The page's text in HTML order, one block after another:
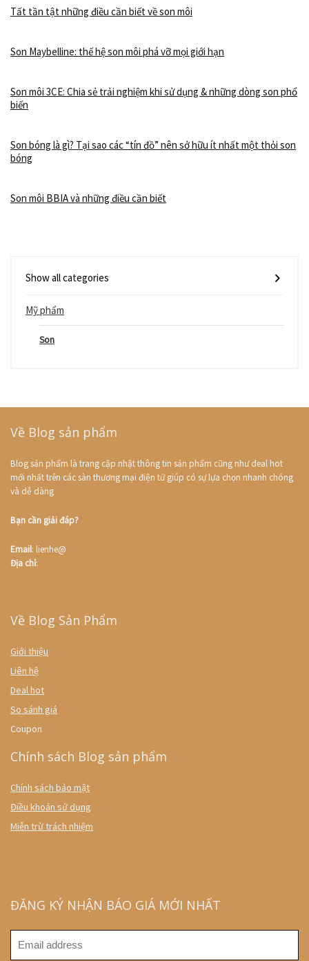
Tất tần tật những điều cần biết về son môi
Son Maybelline: thế hệ son môi phá vỡ mọi giới hạn
Son môi 3CE: Chia sẻ trải nghiệm khi sử dụng & những dòng son phổ
biến
Son bóng là gì? Tại sao các “tín đồ” nên sở hữu ít nhất một thỏi son
bóng
Son môi BBIA và những điều cần biết
Show all categories
Mỹ phẩm
Son
Về Blog sản phẩm
Blog sản phẩm là trang cập nhật thông tin sản phẩm cũng như deal hot
mới nhất trên các sàn thương mại điện tử giúp có sự lựa chọn nhanh chóng
và dễ dàng
Bạn cần giải đáp?
Email: lienhe@
Địa chỉ:
Về Blog Sản Phẩm
Giới thiệu
Liên hệ
Deal hot
So sánh giá
Coupon
Chính sách Blog sản phẩm
Chính sách bảo mật
Điều khoản sử dụng
Miễn trừ trách nhiệm
ĐĂNG KÝ NHẬN BÁO GIÁ MỚI NHẤT